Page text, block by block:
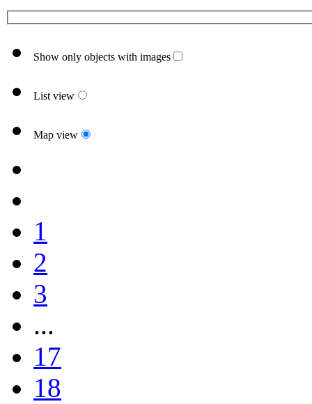
Show only objects with images
List view
Map view
1
2
3
...
17
18